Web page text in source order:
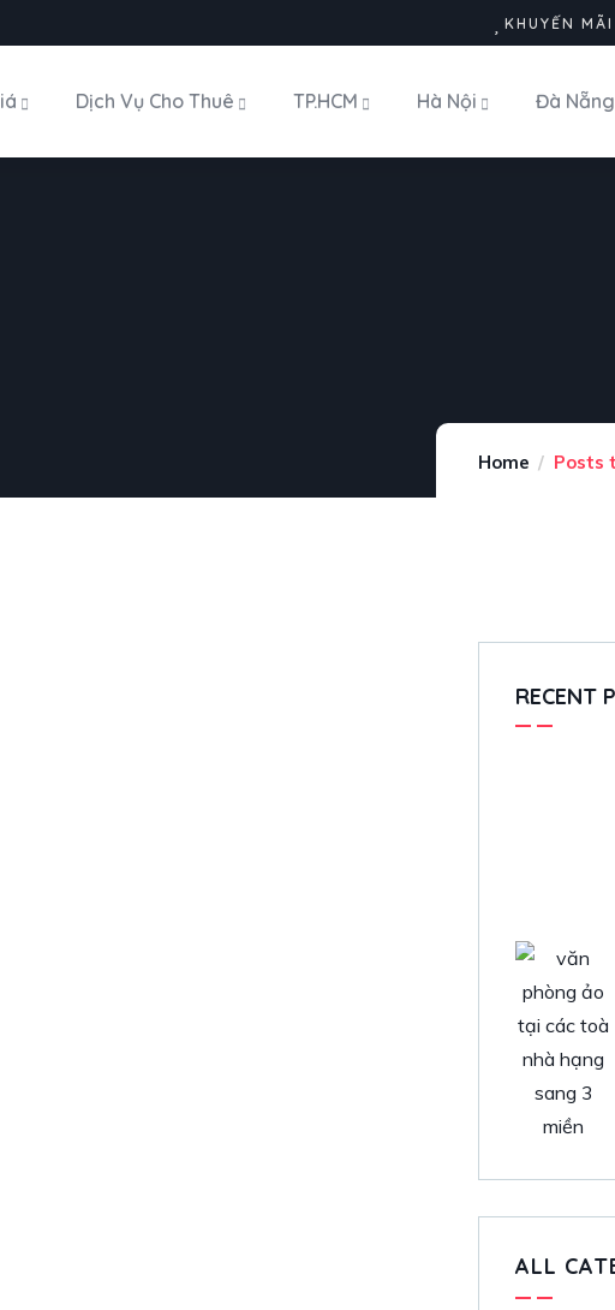
KHUYẾN
Dịch Vụ Cho Thuê TP.HCM Hà Nội Đà Nẵng
Home Posts
RECENT
ALL